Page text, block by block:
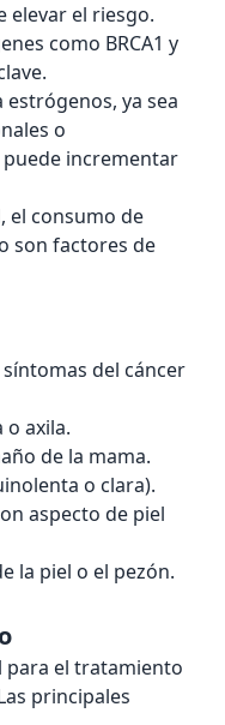
elevar el riesgo.
como BRCA1 y
estrógenos, ya sea
o
incrementar
el consumo de
son factores de
del cáncer
o axila.
de la mama.
o clara).
aspecto de piel
la piel o el pezón.
para el tratamiento
principales